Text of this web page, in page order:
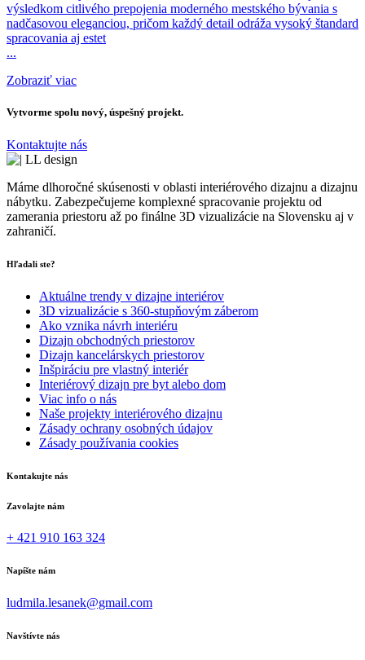
výsledkom citlivého prepojenia moderného mestského bývania s
nadčasovou eleganciou, pričom každý detail odráža vysoký štandard
spracovania aj estet
...
Zobraziť viac
Vytvorme spolu nový, úspešný projekt.
Kontaktujte nás
Máme dlhoročné skúsenosti v oblasti interiérového dizajnu a dizajnu
nábytku. Zabezpečujeme komplexné spracovanie projektu od
zamerania priestoru až po finálne 3D vizualizácie na Slovensku aj v
zahraničí.
Hľadali ste?
Aktuálne trendy v dizajne interiérov
3D vizualizácie s 360-stupňovým záberom
Ako vznika návrh interiéru
Dizajn obchodných priestorov
Dizajn kancelárskych priestorov
Inšpiráciu pre vlastný interiér
Interiérový dizajn pre byt alebo dom
Viac info o nás
Naše projekty interiérového dizajnu
Zásady ochrany osobných údajov
Zásady používania cookies
Kontakujte nás
Zavolajte nám
+ 421 910 163 324
Napíšte nám
ludmila.lesanek@gmail.com
Navštívte nás